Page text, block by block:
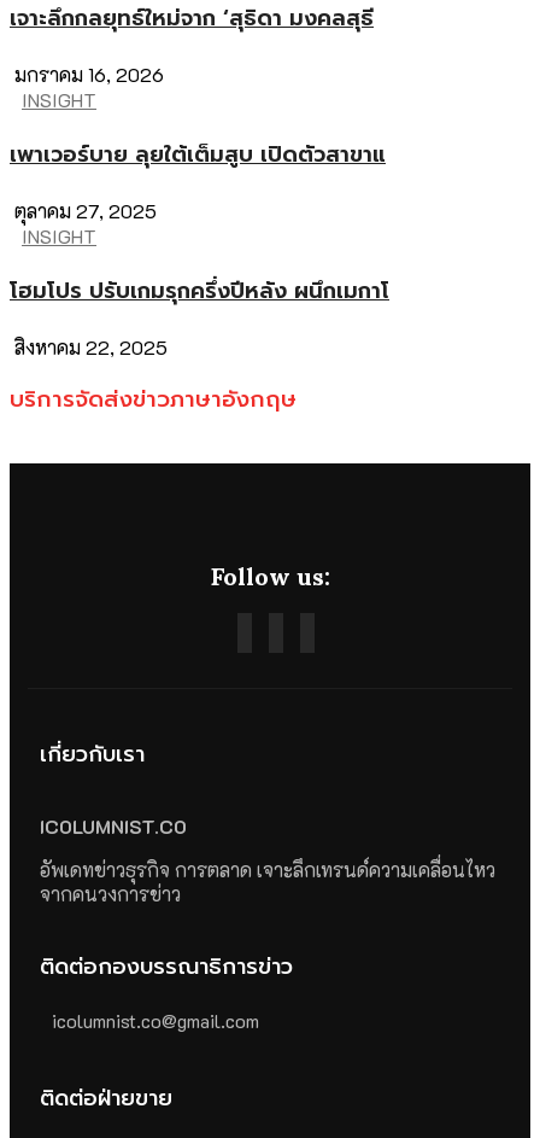
เจาะลึกกลยุทธ์ใหม่จาก ‘สุธิดา มงคลสุธี
มกราคม 16, 2026
INSIGHT
เพาเวอร์บาย ลุยใต้เต็มสูบ เปิดตัวสาขาแ
ตุลาคม 27, 2025
INSIGHT
โฮมโปร ปรับเกมรุกครึ่งปีหลัง ผนึกเมกาโ
สิงหาคม 22, 2025
บริการจัดส่งข่าวภาษาอังกฤษ
Follow us:
เกี่ยวกับเรา
ICOLUMNIST.CO
อัพเดทข่าวธุรกิจ การตลาด เจาะลึกเทรนด์ความเคลื่อนไหว
จากคนวงการข่าว
ติดต่อกองบรรณาธิการข่าว
icolumnist.co@gmail.com
ติดต่อฝ่ายขาย